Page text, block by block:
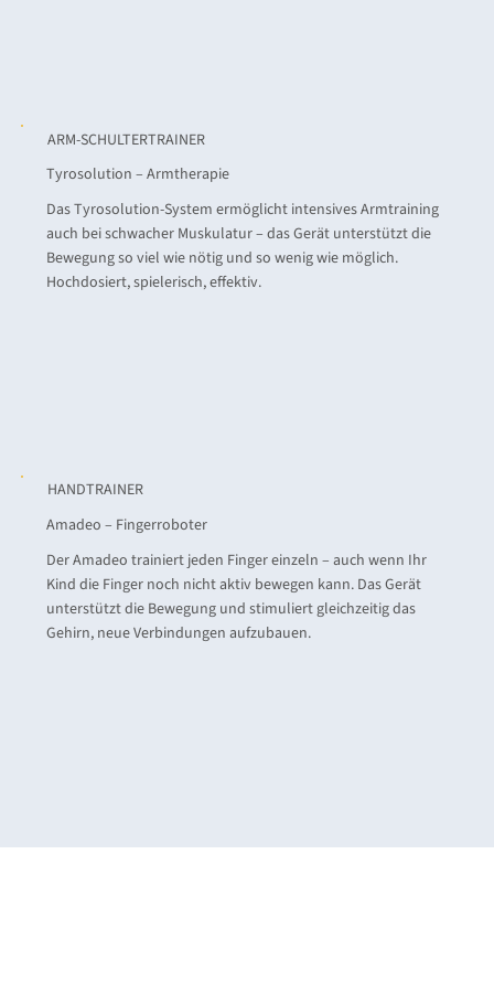
ARM-SCHULTERTRAINER
Tyrosolution – Armtherapie
Das Tyrosolution-System ermöglicht intensives Armtraining
auch bei schwacher Muskulatur – das Gerät unterstützt die
Bewegung so viel wie nötig und so wenig wie möglich.
Hochdosiert, spielerisch, effektiv.
HANDTRAINER
Amadeo – Fingerroboter
Der Amadeo trainiert jeden Finger einzeln – auch wenn Ihr
Kind die Finger noch nicht aktiv bewegen kann. Das Gerät
unterstützt die Bewegung und stimuliert gleichzeitig das
Gehirn, neue Verbindungen aufzubauen.